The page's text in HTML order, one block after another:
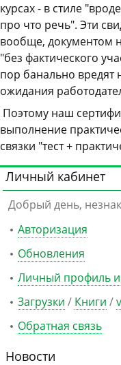
курсах - в стиле
про что речь". Эти
вообще, документом
"без фактического
пор банально вредят
ожидания
Поэтому наш
выполнение
связки "тест +
Личный кабинет
Добрый день,
Авторизация
Обновления
Личный профиль и
Загрузки / Книги /
Обратная связь
Новости